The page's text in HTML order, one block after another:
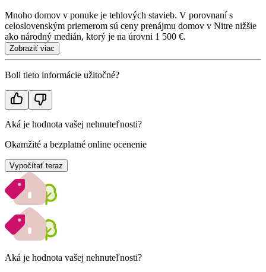
Mnoho domov v ponuke je tehlových stavieb. V porovnaní s
celoslovenským priemerom sú ceny prenájmu domov v Nitre nižšie
ako národný medián, ktorý je na úrovni 1 500 €.
Zobraziť viac
Boli tieto informácie užitočné?
Aká je hodnota vašej nehnuteľnosti?
Okamžité a bezplatné online ocenenie
Vypočítať teraz
Aká je hodnota vašej nehnuteľnosti?